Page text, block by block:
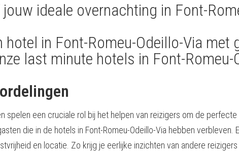
ideale overnachting in Font-
hotel in Font-Romeu-Odeillo-Via met
last minute hotels in Font-
spelen een cruciale rol bij het helpen van reizigers om de
die in de hotels in Font-Romeu-Odeillo-Via hebben
en locatie. Zo krijg je eerlijke inzichten van andere